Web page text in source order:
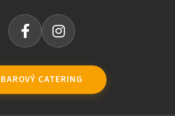
BAROVÝ CATERING